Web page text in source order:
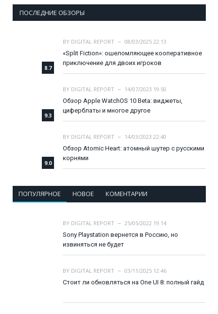
ПОСЛЕДНИЕ ОБЗОРЫ
8.7
BY DIGITAL REPORT
08/03/2025 22:13
«Split Fiction»: ошеломляющее кооперативное
приключение для двоих игроков
9.3
BY DIGITAL REPORT
14/07/2023 19:50
Обзор Apple WatchOS 10 Beta: виджеты,
циферблаты и многое другое
9.0
BY DIGITAL REPORT
14/03/2023 22:40
Обзор Atomic Heart: атомный шутер с русскими
корнями
ПОПУЛЯРНОЕ НОВОЕ КОМЕНТАРИИ
BY DIGITAL REPORT
25/05/2022 19:14
Sony Playstation вернется в Россию, но
извиняться не будет
BY DIGITAL REPORT
03/11/2025 12:46
Стоит ли обновляться на One UI 8: полный гайд